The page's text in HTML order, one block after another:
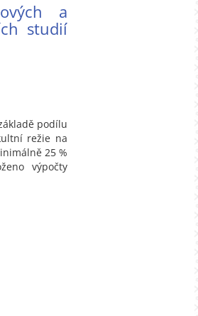
a
studií
podílu
režie na
25 %
výpočty